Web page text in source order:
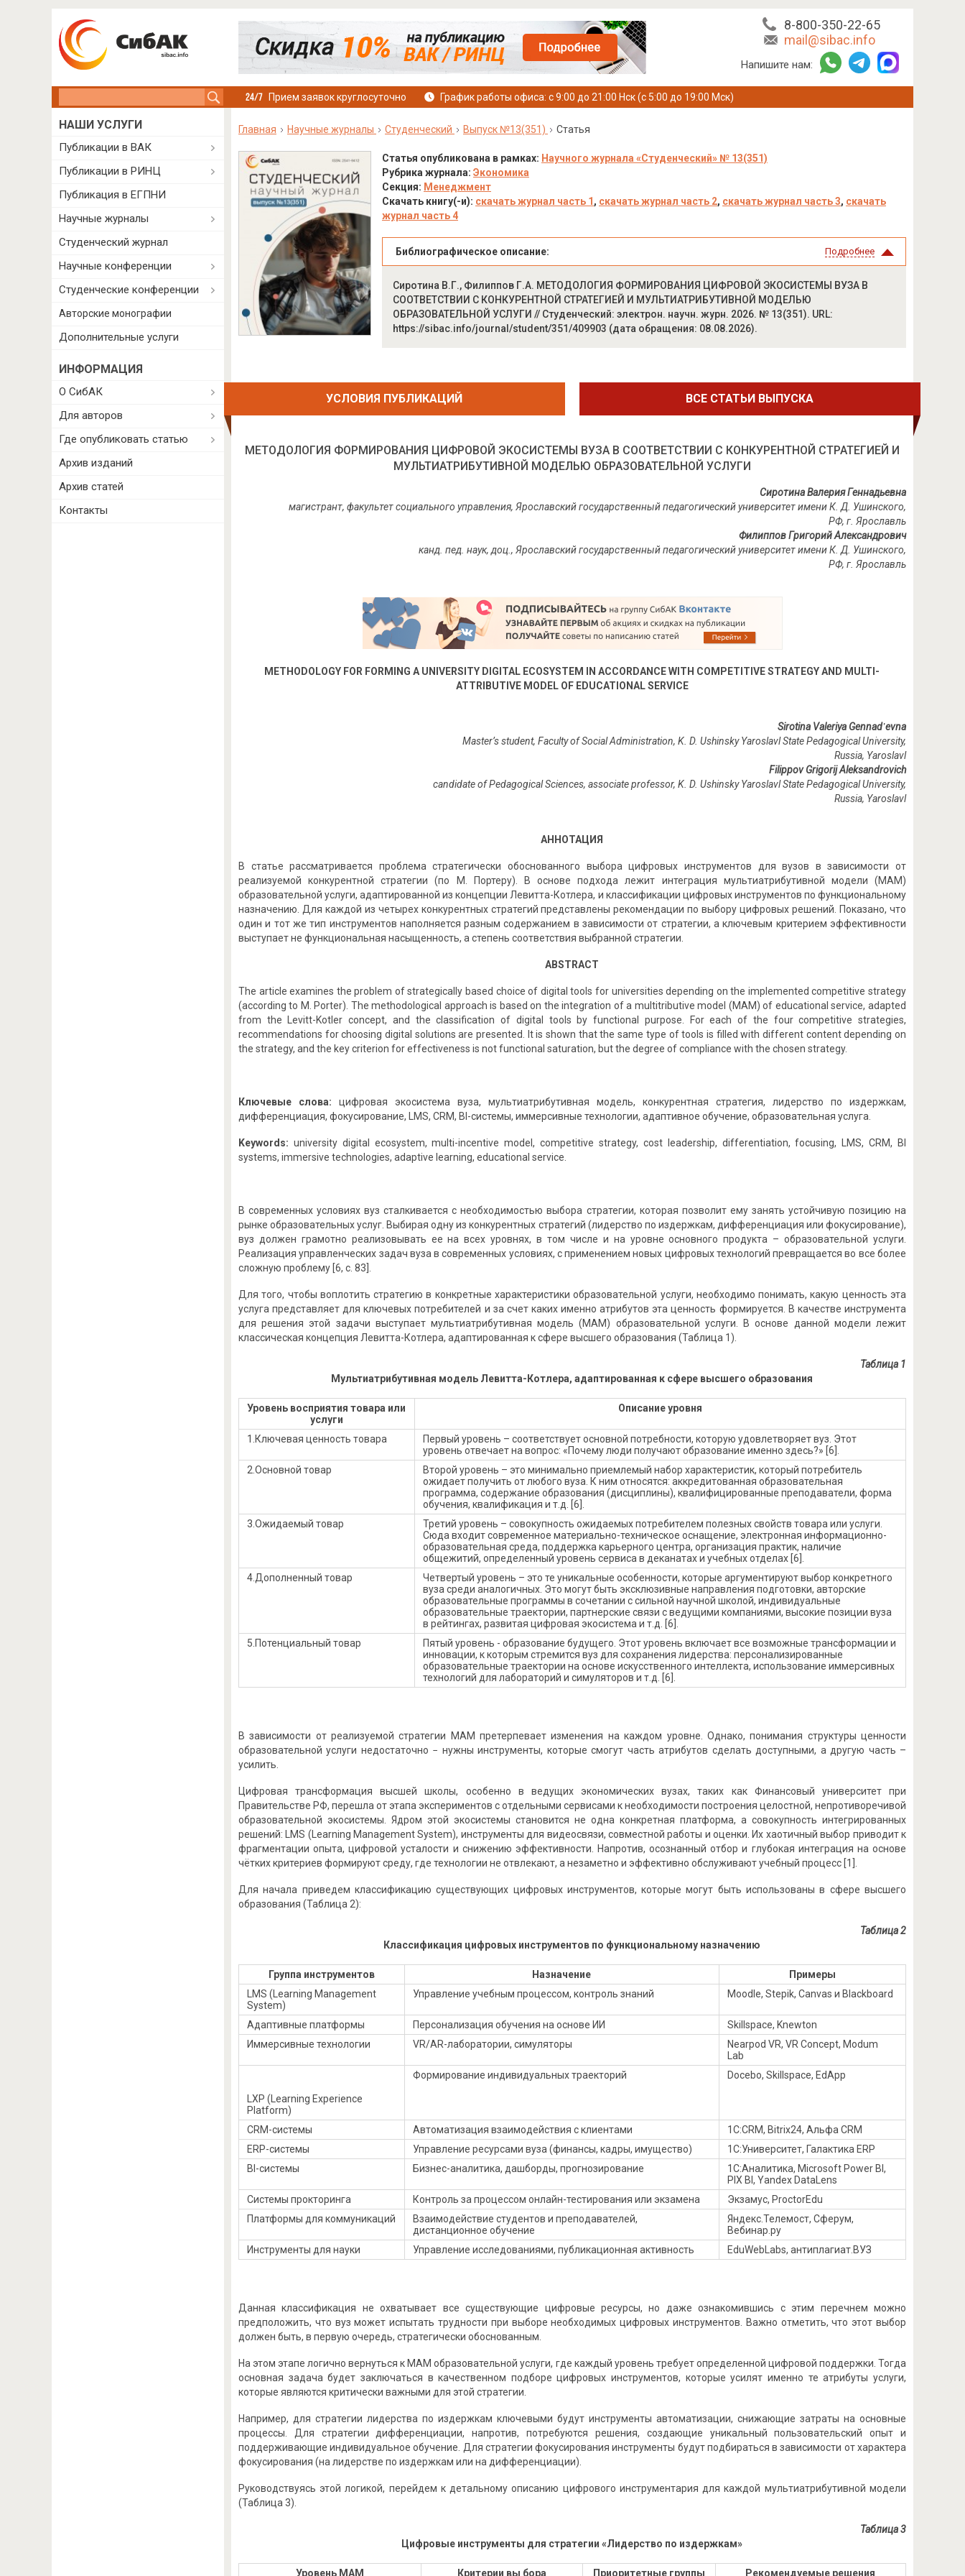
8-800-350-22-65
mail@sibac.info
Напишите нам:
Прием заявок круглосуточно График работы офиса: с 9:00 до 21:00 Нск (с 5:00 до 19:00 Мск)
Главная Научные журналы Студенческий Выпуск №13(351) Статья
Статья опубликована в рамках: Научного журнала «Студенческий» № 13(351)
Рубрика журнала: Экономика
Секция: Менеджмент
Скачать книгу(-и): скачать журнал часть 1 , скачать журнал часть 2, скачать журнал часть 3, скачать
журнал часть 4
Библиографическое описание: Подробнее
Сиротина В.Г., Филиппов Г.А. МЕТОДОЛОГИЯ ФОРМИРОВАНИЯ ЦИФРОВОЙ ЭКОСИСТЕМЫ ВУЗА В
СООТВЕТСТВИИ С КОНКУРЕНТНОЙ СТРАТЕГИЕЙ И МУЛЬТИАТРИБУТИВНОЙ МОДЕЛЬЮ
ОБРАЗОВАТЕЛЬНОЙ УСЛУГИ // Студенческий: электрон. научн. журн. 2026. № 13(351). URL:
https://sibac.info/journal/student/351/409903 (дата обращения: 08.08.2026).
УСЛОВИЯ ПУБЛИКАЦИЙ ВСЕ СТАТЬИ ВЫПУСКА
МЕТОДОЛОГИЯ ФОРМИРОВАНИЯ ЦИФРОВОЙ ЭКОСИСТЕМЫ ВУЗА В СООТВЕТСТВИИ С КОНКУРЕНТНОЙ СТРАТЕГИЕЙ И
МУЛЬТИАТРИБУТИВНОЙ МОДЕЛЬЮ ОБРАЗОВАТЕЛЬНОЙ УСЛУГИ
Сиротина Валерия Геннадьевна
магистрант, факультет социального управления, Ярославский государственный педагогический университет имени К. Д. Ушинского,
РФ, г. Ярославль
Филиппов Григорий Александрович
канд. пед. наук, доц., Ярославский государственный педагогический университет имени К. Д. Ушинского,
РФ, г. Ярославль
METHODOLOGY FOR FORMING A UNIVERSITY DIGITAL ECOSYSTEM IN ACCORDANCE WITH COMPETITIVE STRATEGY AND MULTI-
ATTRIBUTIVE MODEL OF EDUCATIONAL SERVICE
Sirotina Valeriya Gennadʹevna
Master’s student, Faculty of Social Administration, K. D. Ushinsky Yaroslavl State Pedagogical University,
Russia, Yaroslavl
Filippov Grigorij Aleksandrovich
candidate of Pedagogical Sciences, associate professor, K. D. Ushinsky Yaroslavl State Pedagogical University,
Russia, Yaroslavl
АННОТАЦИЯ
В статье рассматривается проблема стратегически обоснованного выбора цифровых инструментов для вузов в зависимости от
реализуемой конкурентной стратегии (по М. Портеру). В основе подхода лежит интеграция мультиатрибутивной модели (МАМ)
образовательной услуги, адаптированной из концепции Левитта-Котлера, и классификации цифровых инструментов по функциональному
назначению. Для каждой из четырех конкурентных стратегий представлены рекомендации по выбору цифровых решений. Показано, что
один и тот же тип инструментов наполняется разным содержанием в зависимости от стратегии, а ключевым критерием эффективности
выступает не функциональная насыщенность, а степень соответствия выбранной стратегии.
ABSTRACT
The article examines the problem of strategically based choice of digital tools for universities depending on the implemented competitive strategy
(according to M. Porter). The methodological approach is based on the integration of a multitributive model (MAM) of educational service, adapted
from the Levitt-Kotler concept, and the classification of digital tools by functional purpose. For each of the four competitive strategies,
recommendations for choosing digital solutions are presented. It is shown that the same type of tools is filled with different content depending on
the strategy, and the key criterion for effectiveness is not functional saturation, but the degree of compliance with the chosen strategy.
Ключевые слова: цифровая экосистема вуза, мультиатрибутивная модель, конкурентная стратегия, лидерство по издержкам,
дифференциация, фокусирование, LMS, CRM, BI-системы, иммерсивные технологии, адаптивное обучение, образовательная услуга.
Keywords: university digital ecosystem, multi-incentive model, competitive strategy, cost leadership, differentiation, focusing, LMS, CRM, BI
systems, immersive technologies, adaptive learning, educational service.
В современных условиях вуз сталкивается с необходимостью выбора стратегии, которая позволит ему занять устойчивую позицию на
рынке образовательных услуг. Выбирая одну из конкурентных стратегий (лидерство по издержкам, дифференциация или фокусирование),
вуз должен грамотно реализовывать ее на всех уровнях, в том числе и на уровне основного продукта – образовательной услуги.
Реализация управленческих задач вуза в современных условиях, с применением новых цифровых технологий превращается во все более
сложную проблему [6, с. 83].
Для того, чтобы воплотить стратегию в конкретные характеристики образовательной услуги, необходимо понимать, какую ценность эта
услуга представляет для ключевых потребителей и за счет каких именно атрибутов эта ценность формируется. В качестве инструмента
для решения этой задачи выступает мультиатрибутивная модель (МАМ) образовательной услуги. В основе данной модели лежит
классическая концепция Левитта-Котлера, адаптированная к сфере высшего образования (Таблица 1).
Таблица 1
Мультиатрибутивная модель Левитта-Котлера, адаптированная к сфере высшего образования
Уровень восприятия товара или
услуги
Описание уровня
1.Ключевая ценность товара
Первый уровень – соответствует основной потребности, которую удовлетворяет вуз. Этот
уровень отвечает на вопрос: «Почему люди получают образование именно здесь?» [6].
2.Основной товар
Второй уровень – это минимально приемлемый набор характеристик, который потребитель
ожидает получить от любого вуза. К ним относятся: аккредитованная образовательная
программа, содержание образования (дисциплины), квалифицированные преподаватели, форма
обучения, квалификация и т.д. [6].
3.Ожидаемый товар
Третий уровень – совокупность ожидаемых потребителем полезных свойств товара или услуги.
Сюда входит современное материально-техническое оснащение, электронная информационно-
образовательная среда, поддержка карьерного центра, организация практик, наличие
общежитий, определенный уровень сервиса в деканатах и учебных отделах [6].
4.Дополненный товар
Четвертый уровень – это те уникальные особенности, которые аргументируют выбор конкретного
вуза среди аналогичных. Это могут быть эксклюзивные направления подготовки, авторские
образовательные программы в сочетании с сильной научной школой, индивидуальные
образовательные траектории, партнерские связи с ведущими компаниями, высокие позиции вуза
в рейтингах, развитая цифровая экосистема и т.д. [6].
5.Потенциальный товар
Пятый уровень - образование будущего. Этот уровень включает все возможные трансформации и
инновации, к которым стремится вуз для сохранения лидерства: персонализированные
образовательные траектории на основе искусственного интеллекта, использование иммерсивных
технологий для лабораторий и симуляторов и т.д. [6].
В зависимости от реализуемой стратегии МАМ претерпевает изменения на каждом уровне. Однако, понимания структуры ценности
образовательной услуги недостаточно − нужны инструменты, которые смогут часть атрибутов сделать доступными, а другую часть –
усилить.
Цифровая трансформация высшей школы, особенно в ведущих экономических вузах, таких как Финансовый университет при
Правительстве РФ, перешла от этапа экспериментов с отдельными сервисами к необходимости построения целостной, непротиворечивой
образовательной экосистемы. Ядром этой экосистемы становится не одна конкретная платформа, а совокупность интегрированных
решений: LMS (Learning Management System), инструменты для видеосвязи, совместной работы и оценки. Их хаотичный выбор приводит к
фрагментации опыта, цифровой усталости и снижению эффективности. Напротив, осознанный отбор и глубокая интеграция на основе
чётких критериев формируют среду, где технологии не отвлекают, а незаметно и эффективно обслуживают учебный процесс [1].
Для начала приведем классификацию существующих цифровых инструментов, которые могут быть использованы в сфере высшего
образования (Таблица 2):
Таблица 2
Классификация цифровых инструментов по функциональному назначению
Группа инструментов Назначение
Примеры
LMS (Learning Management
System)
Управление учебным процессом, контроль знаний Moodle, Stepik, Canvas и Blackboard
Адаптивные платформы Персонализация обучения на основе ИИ
Skillspace, Knewton
Иммерсивные технологии
VR/AR-лаборатории, симуляторы
Nearpod VR, VR Concept, Modum
Lab
LXP (Learning Experience
Platform)
Формирование индивидуальных траекторий Docebo, Skillspace, EdApp
CRM-системы Автоматизация взаимодействия с клиентами
1С:CRM, Bitrix24, Альфа CRM
ERP-системы
Управление ресурсами вуза (финансы, кадры, имущество)
1С:Университет, Галактика ERP
BI-системы
Бизнес-аналитика, дашборды, прогнозирование
1С:Аналитика, Microsoft Power BI,
PIX BI, Yandex DataLens
Системы прокторинга
Контроль за процессом онлайн-тестирования или экзамена
Экзамус, ProctorEdu
Платформы для коммуникаций
Взаимодействие студентов и преподавателей,
дистанционное обучение
Яндекс.Телемост, Сферум,
Вебинар.ру
Инструменты для науки
Управление исследованиями, публикационная активность EduWebLabs, антиплагиат.ВУЗ
Данная классификация не охватывает все существующие цифровые ресурсы, но даже ознакомившись с этим перечнем можно
предположить, что вуз может испытать трудности при выборе необходимых цифровых инструментов. Важно отметить, что этот выбор
должен быть, в первую очередь, стратегически обоснованным.
На этом этапе логично вернуться к МАМ образовательной услуги, где каждый уровень требует определенной цифровой поддержки. Тогда
основная задача будет заключаться в качественном подборе цифровых инструментов, которые усилят именно те атрибуты услуги,
которые являются критически важными для этой стратегии.
Например, для стратегии лидерства по издержкам ключевыми будут инструменты автоматизации, снижающие затраты на основные
процессы. Для стратегии дифференциации, напротив, потребуются решения, создающие уникальный пользовательский опыт и
поддерживающие индивидуальное обучение. Для стратегии фокусирования инструменты будут подбираться в зависимости от характера
фокусирования (на лидерстве по издержкам или на дифференциации).
Руководствуясь этой логикой, перейдем к детальному описанию цифрового инструментария для каждой мультиатрибутивной модели
(Таблица 3).
Таблица 3
Цифровые инструменты для стратегии «Лидерство по издержкам»
Уровень МАМ Критерии вы бора Приоритетные группы Рекомендуемые решения
НАШИ УСЛУГИ
Публикации в ВАК
Публикации в РИНЦ
Публикация в ЕГПНИ
Научные журналы
Студенческий журнал
Научные конференции
Студенческие конференции
Авторские монографии
Дополнительные услуги
ИНФОРМАЦИЯ
О СибАК
Для авторов
Где опубликовать статью
Архив изданий
Архив статей
Контакты